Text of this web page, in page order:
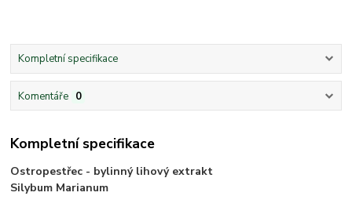
Kompletní specifikace
Komentáře 0
Kompletní specifikace
Ostropestřec - bylinný lihový extrakt
Silybum Marianum